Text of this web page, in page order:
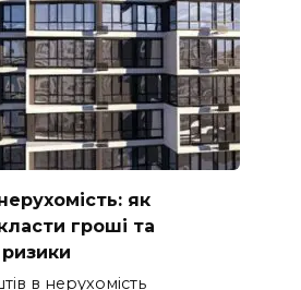
як
гроші та
ризики
в нерухомість